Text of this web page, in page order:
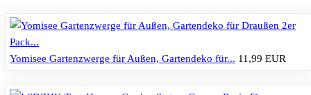
Yomisee Gartenzwerge für Außen, Gartendeko für... 11,99 EUR